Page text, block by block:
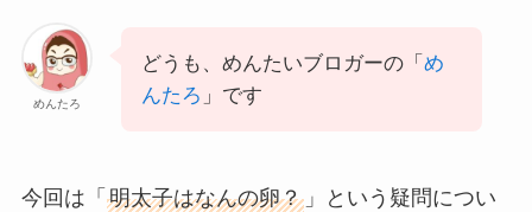
めんたろ
どうも、めんたいブロガーの「 め
んたろ 」です
今回は「 明太子はなんの卵？」という疑問につい